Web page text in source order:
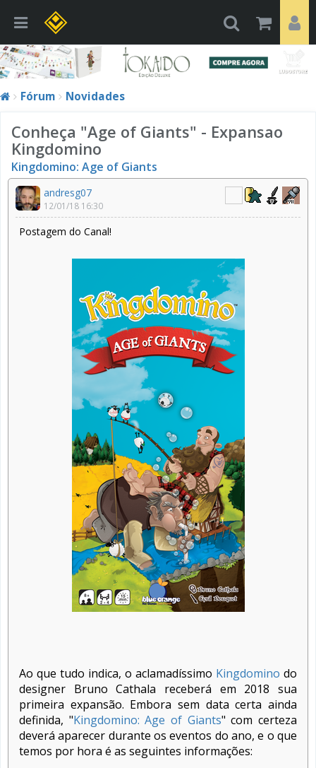
Fórum Novidades
Conheça "Age of Giants" - Expansao
Kingdomino
Kingdomino: Age of Giants
andresg07
12/01/18 16:30
Postagem do Canal!
Ao que tudo indica, o aclamadíssimo Kingdomino do
designer Bruno Cathala receberá em 2018 sua
primeira expansão. Embora sem data certa ainda
definida, "Kingdomino: Age of Giants" com certeza
deverá aparecer durante os eventos do ano, e o que
temos por hora é as seguintes informações: